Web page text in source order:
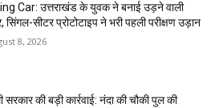
Car: उत्तराखंड के युवक ने बनाई उड़ने वाली
सिंगल-सीटर प्रोटोटाइप ने भरी पहली परीक्षण उड़ान
8, 2026
सरकार की बड़ी कार्रवाई: नंदा की चौकी पुल की